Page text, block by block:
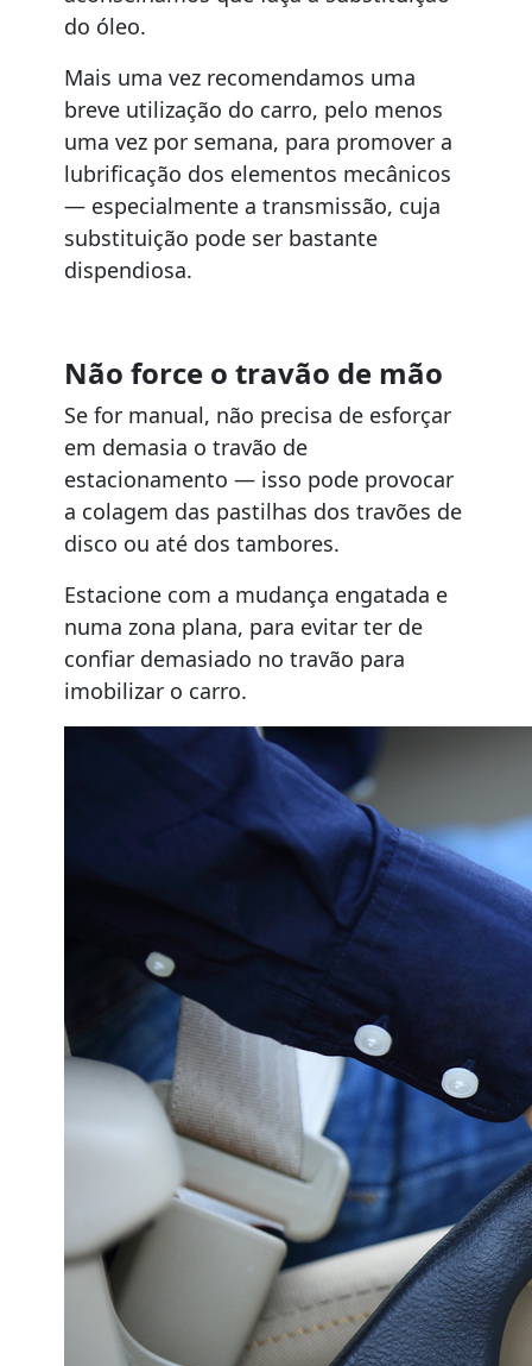
do óleo.
Mais uma vez recomendamos uma
breve utilização do carro, pelo menos
uma vez por semana, para promover a
lubrificação dos elementos mecânicos
— especialmente a transmissão, cuja
substituição pode ser bastante
dispendiosa.
Não force o travão de mão
Se for manual, não precisa de esforçar
em demasia o travão de
estacionamento — isso pode provocar
a colagem das pastilhas dos travões de
disco ou até dos tambores.
Estacione com a mudança engatada e
numa zona plana, para evitar ter de
confiar demasiado no travão para
imobilizar o carro.